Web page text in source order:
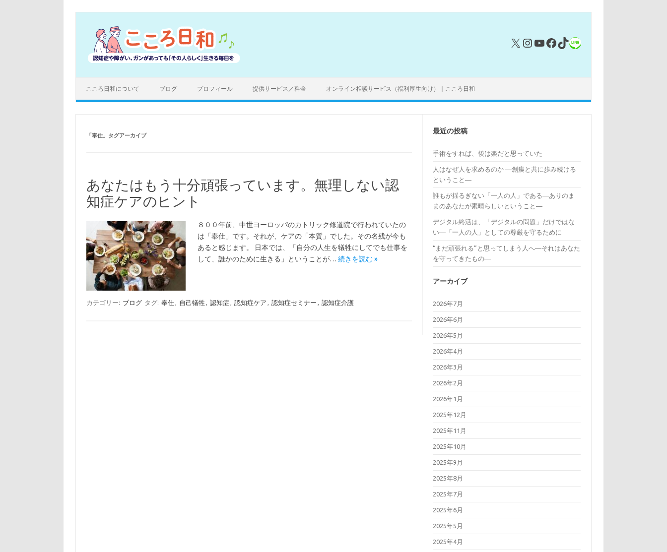
プ
X Instagram
YouTube
Facebook
TikTok
リンク
こころ日和について ブログ プロフィール 提供サービス／料金 オンライン相談サービス（福利厚生向け）｜こころ日和
「奉仕」タグアーカイブ
あなたはもう十分頑張っています。無理しない認
知症ケアのヒント
８００年前、中世ヨーロッパのカトリック修道院で行われていたの
は「奉仕」です。それが、ケアの「本質」でした。その名残が今も
あると感じます。 日本では、「自分の人生を犠牲にしてでも仕事を
して、誰かのために生きる」ということが… 続きを読む »
カテゴリー: ブログ タグ: 奉仕, 自己犠牲 , 認知症 , 認知症ケア , 認知症セミナー , 認知症介護
最近の投稿
手術をすれば、後は楽だと思っていた
人はなぜ人を求めるのか ―創痍と共に歩み続ける
ということ―
誰もが揺るぎない「一人の人」である―ありのま
まのあなたが素晴らしいということ―
デジタル終活は、「デジタルの問題」だけではな
い―「一人の人」としての尊厳を守るために
“まだ頑張れる”と思ってしまう人へ―それはあなた
を守ってきたもの―
アーカイブ
2026年7月
2026年6月
2026年5月
2026年4月
2026年3月
2026年2月
2026年1月
2025年12月
2025年11月
2025年10月
2025年9月
2025年8月
2025年7月
2025年6月
2025年5月
2025年4月